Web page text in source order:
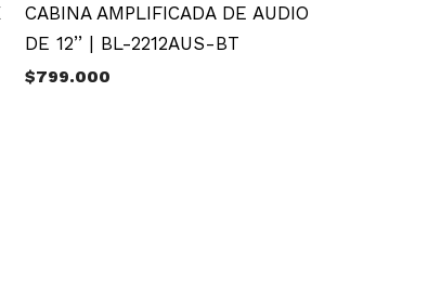
CABINA AMPLIFICADA DE AUDIO
DE 12’’ | BL-2212AUS-BT
$799.000